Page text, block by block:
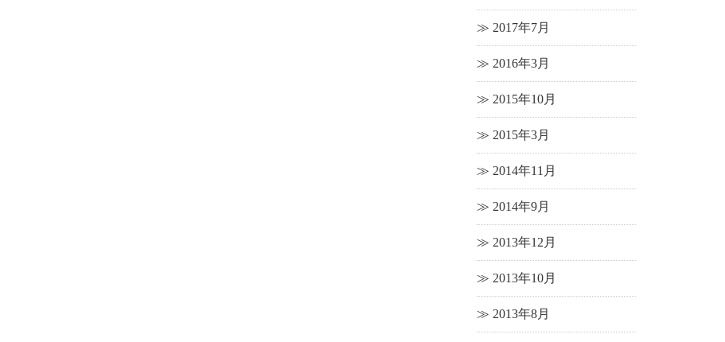
2017年7月
2016年3月
2015年10月
2015年3月
2014年11月
2014年9月
2013年12月
2013年10月
2013年8月